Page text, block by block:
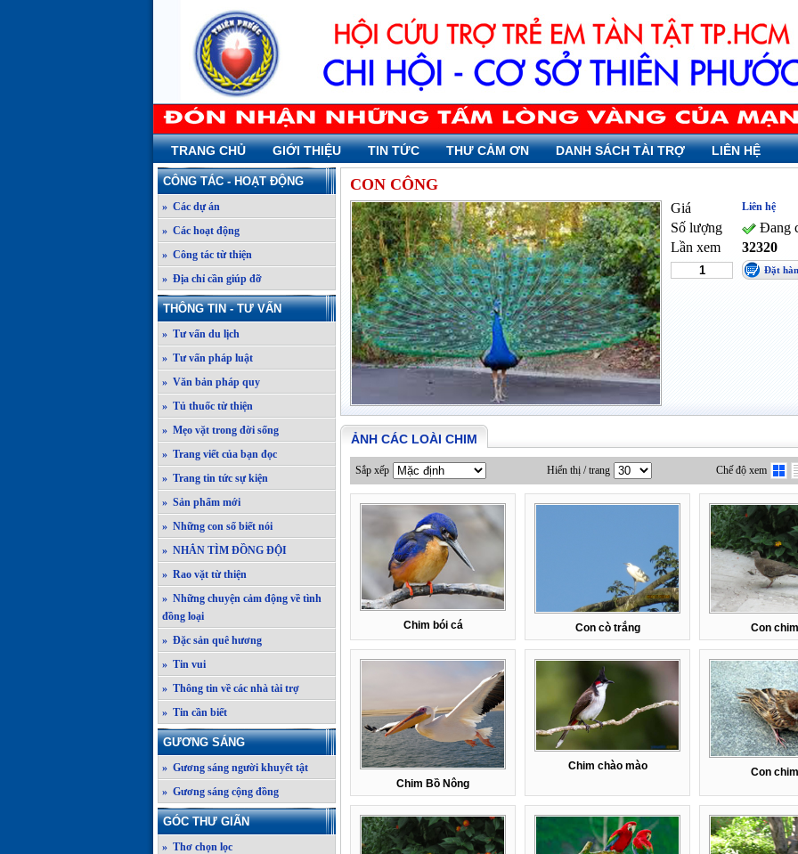
TRANG CHỦ GIỚI THIỆU TIN TỨC THƯ CẢM ƠN DANH SÁCH TÀI TRỢ LIÊN HỆ
CÔNG TÁC - HOẠT ĐỘNG
» Các dự án
» Các hoạt động
» Công tác từ thiện
» Địa chỉ cần giúp đỡ
THÔNG TIN - TƯ VẤN
» Tư vấn du lịch
» Tư vấn pháp luật
» Văn bản pháp quy
» Tủ thuốc từ thiện
» Mẹo vặt trong đời sống
» Trang viết của bạn đọc
» Trang tin tức sự kiện
» Sản phẩm mới
» Những con số biết nói
» NHẮN TÌM ĐỒNG ĐỘI
» Rao vặt từ thiện
» Những chuyện cảm động về tình
đồng loại
» Đặc sản quê hương
» Tin vui
» Thông tin về các nhà tài trợ
» Tin cần biết
GƯƠNG SÁNG
» Gương sáng người khuyết tật
» Gương sáng cộng đồng
GÓC THƯ GIÃN
» Thơ chọn lọc
CON CÔNG
Giá Liên hệ
Số lượng
Đang
Lần xem
32320
Đặt
ẢNH CÁC LOÀI CHIM
Sắp xếp Hiển thị / trang Chế độ xem
Chim bói cá Con cò trắng Con
Chim Bồ Nông
Chim chào mào Con